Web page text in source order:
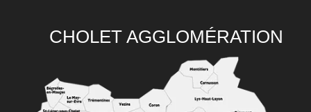
CHOLET AGGLOMÉRATION